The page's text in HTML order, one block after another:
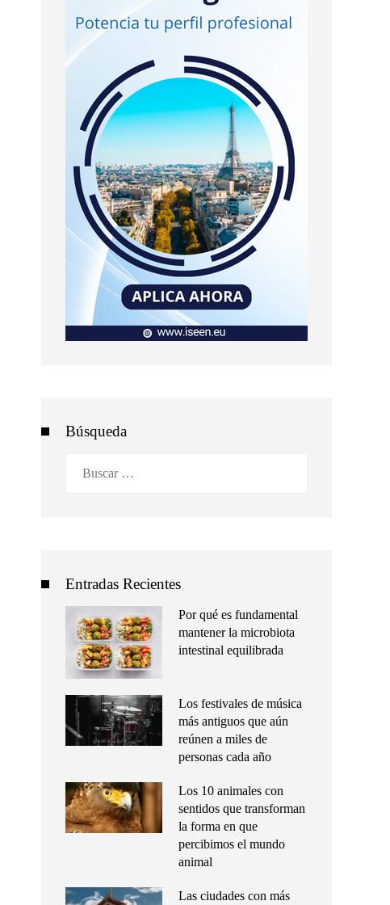
Búsqueda
Entradas Recientes
Por qué es fundamental
mantener la microbiota
intestinal equilibrada
Los festivales de música
más antiguos que aún
reúnen a miles de
personas cada año
Los 10 animales con
sentidos que transforman
la forma en que
percibimos el mundo
animal
Las ciudades con más